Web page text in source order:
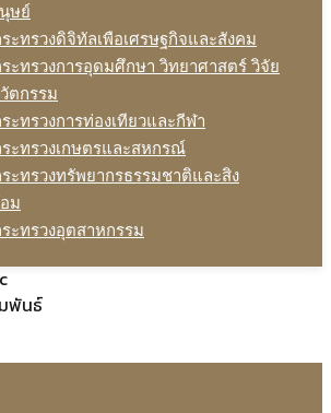
ษย์
ะทรวงดิจิทัลเพือเศรษฐกิจและสังคม
ะทรวงการอุดมศึกษา วิทยาศาสตร์ วิจัย
ตกรรม
ะทรวงการท่องเทียวและกีฬา
ะทรวงเกษตรและสหกรณ์
ะทรวงทรัพยากรธรรมชาติและสิง
ม
ะทรวงอุตสาหกรรม
พันธ์